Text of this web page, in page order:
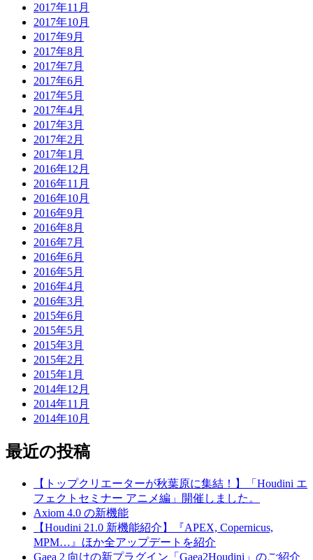
2017年11月
2017年10月
2017年9月
2017年8月
2017年7月
2017年6月
2017年5月
2017年4月
2017年3月
2017年2月
2017年1月
2016年12月
2016年11月
2016年10月
2016年9月
2016年8月
2016年7月
2016年6月
2016年5月
2016年4月
2016年3月
2015年6月
2015年5月
2015年3月
2015年2月
2015年1月
2014年12月
2014年11月
2014年10月
最近の投稿
【トップクリエーターが秋葉原に集結！】「Houdini エ
フェクトセミナー アニメ編」開催しました。
Axiom 4.0 の新機能
【Houdini 21.0 新機能紹介】『APEX, Copernicus,
MPM…』ほか全アップデートを紹介
Gaea 2 向けの新プラグイン「Gaea2Houdini」のご紹介